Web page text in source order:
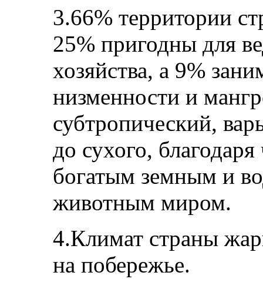
3.66% территории
25% пригодны для
хозяйства, а 9%
низменности и
субтропический,
до сухого,
богатым земным и
животным миром.
4.Климат страны
на побережье.